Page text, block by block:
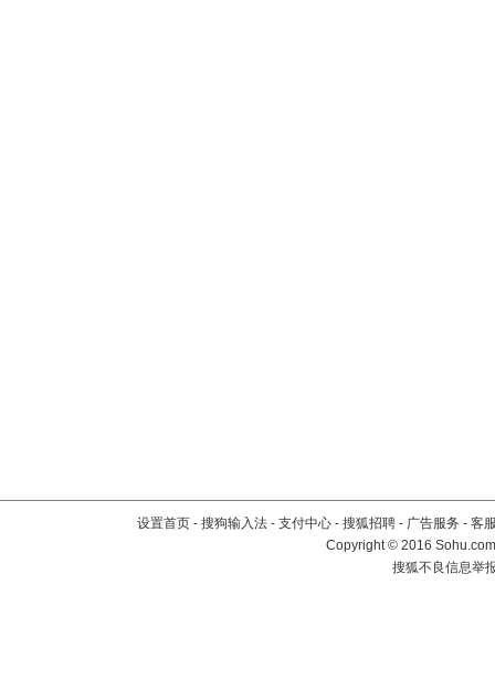
设置首页 - 搜狗输入法 - 支付中心 - 搜狐招聘 - 广告服务 - 客
Copyright©2016
搜狐不良信息举